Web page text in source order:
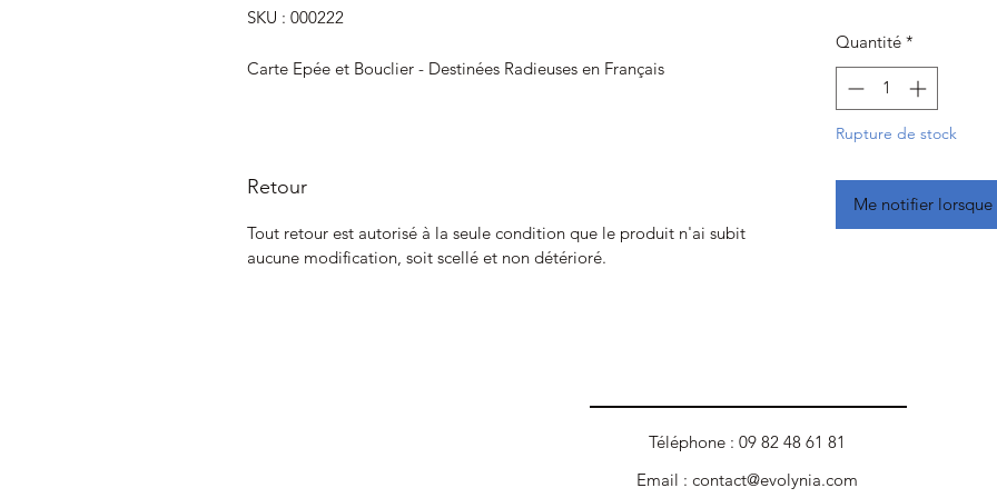
SKU : 000222
Carte Epée et Bouclier - Destinées Radieuses en Français
Retour
Tout retour est autorisé à la seule condition que le produit n'ai subit
aucune modification, soit scellé et non détérioré.
Quantité *
Rupture de stock
Me notifier
Téléphone : 09 82 48 61 81
Email : contact@evolynia.com